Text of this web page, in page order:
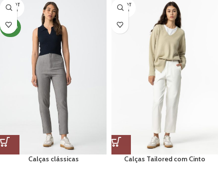
ESGOT
ADO
NOVO
Calças clássicas
ESGOT
ADO
Calças Tailored com Cinto